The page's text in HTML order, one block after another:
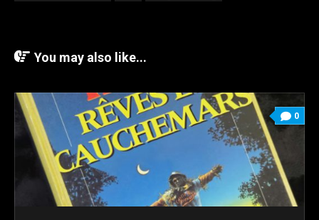
You may also like...
0